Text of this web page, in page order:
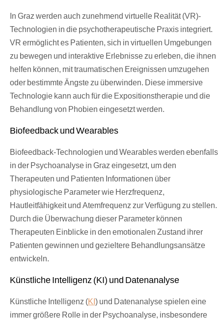
In Graz werden auch zunehmend virtuelle Realität (VR)-
Technologien in die psychotherapeutische Praxis integriert.
VR ermöglicht es Patienten, sich in virtuellen Umgebungen
zu bewegen und interaktive Erlebnisse zu erleben, die ihnen
helfen können, mit traumatischen Ereignissen umzugehen
oder bestimmte Ängste zu überwinden. Diese immersive
Technologie kann auch für die Expositionstherapie und die
Behandlung von Phobien eingesetzt werden.
Biofeedback und Wearables
Biofeedback-Technologien und Wearables werden ebenfalls
in der Psychoanalyse in Graz eingesetzt, um den
Therapeuten und Patienten Informationen über
physiologische Parameter wie Herzfrequenz,
Hautleitfähigkeit und Atemfrequenz zur Verfügung zu stellen.
Durch die Überwachung dieser Parameter können
Therapeuten Einblicke in den emotionalen Zustand ihrer
Patienten gewinnen und gezieltere Behandlungsansätze
entwickeln.
Künstliche Intelligenz (KI) und Datenanalyse
Künstliche Intelligenz (KI) und Datenanalyse spielen eine
immer größere Rolle in der Psychoanalyse, insbesondere